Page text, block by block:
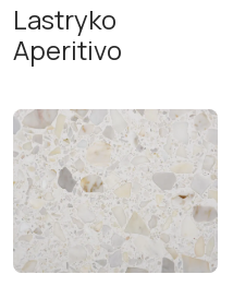
Lastryko
Aperitivo